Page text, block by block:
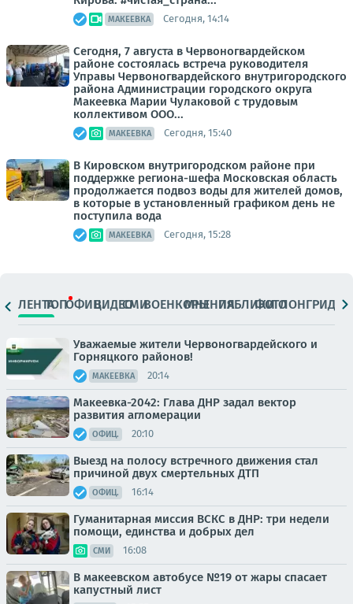
МАКЕЕВКА Сегодня, 14:14
Сегодня, 7 августа в Червоногвардейском
районе состоялась встреча руководителя
Управы Червоногвардейского внутригородского
района Администрации городского округа
Макеевка Марии Чулаковой с трудовым
коллективом ООО...
МАКЕЕВКА Сегодня, 15:40
В Кировском внутригородском районе при
поддержке региона-шефа Московская область
продолжается подвоз воды для жителей домов,
в которые в установленный графиком день не
поступила вода
МАКЕЕВКА Сегодня, 15:28
ЛЕНТАТОПОФИЦ.ВИДЕОСМИВОЕНКОРЫМНЕНИЯПАБЛИКИ
ФОТОЛОНГРИДЫ
Уважаемые жители Червоногвардейского и
Горняцкого районов!
МАКЕЕВКА 20:14
Макеевка-2042: Глава ДНР задал вектор
развития агломерации
ОФИЦ. 20:10
Выезд на полосу встречного движения стал
причиной двух смертельных ДТП
ОФИЦ. 16:14
Гуманитарная миссия ВСКС в ДНР: три недели
помощи, единства и добрых дел
СМИ 16:08
В макеевском автобусе №19 от жары спасает
капустный лист